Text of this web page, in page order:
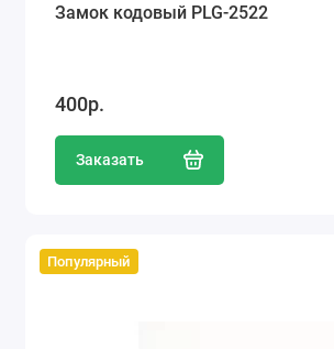
Замок кодовый PLG-2522
400р.
Заказать
Популярный